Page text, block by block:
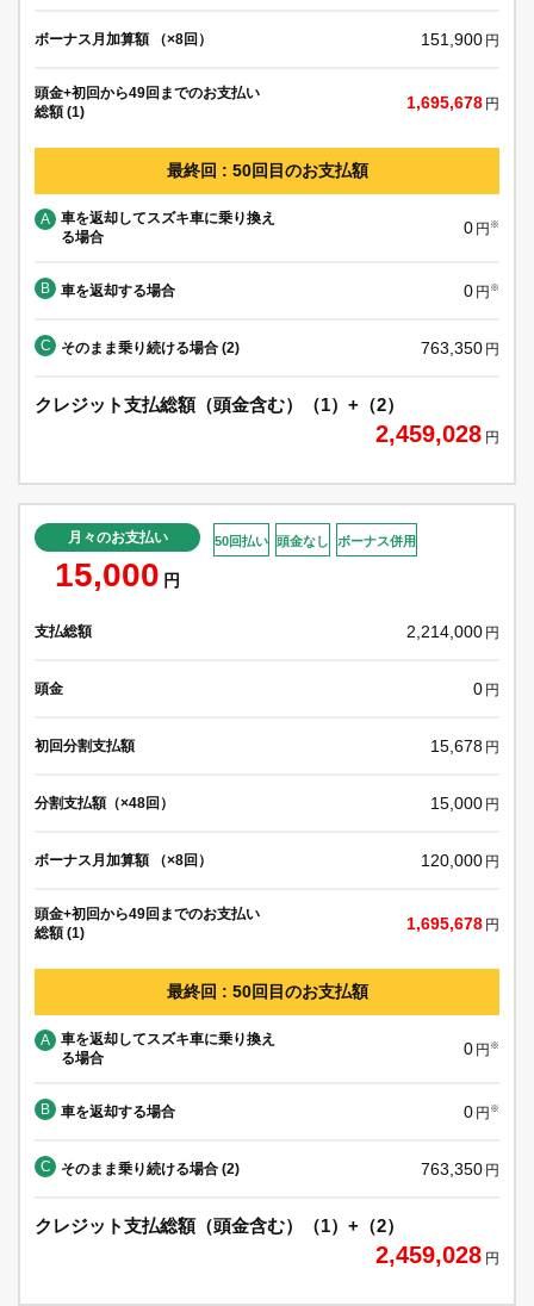
ボーナス月加算額 （×8回） 151,900 円
頭金+初回から49回までのお支払い
総額 (1)
1,695,678 円
最終回 : 50回目のお支払額
A
車を返却してスズキ車に乗り換え
る場合
0 円 ※
B 車を返却する場合 0 円 ※
C そのまま乗り続ける場合 (2) 763,350 円
クレジット支払総額（頭金含む）（1）+（2）
2,459,028 円
月々のお支払い
15,000 円
50回払い 頭金なし ボーナス併用
支払総額 2,214,000 円
頭金 0 円
初回分割支払額 15,678 円
分割支払額（×48回） 15,000 円
ボーナス月加算額 （×8回） 120,000 円
頭金+初回から49回までのお支払い
総額 (1)
1,695,678 円
最終回 : 50回目のお支払額
A
車を返却してスズキ車に乗り換え
る場合
0 円 ※
B 車を返却する場合 0 円 ※
C そのまま乗り続ける場合 (2) 763,350 円
クレジット支払総額（頭金含む）（1）+（2）
2,459,028 円